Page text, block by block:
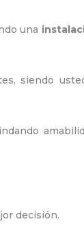
una
siendo
decisión.